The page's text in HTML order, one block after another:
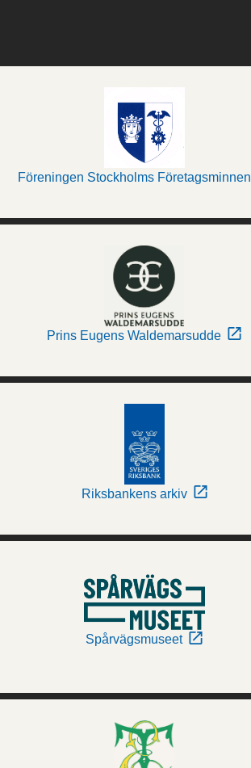
Föreningen Stockholms Företagsminnen
Prins Eugens Waldemarsudde
Riksbankens arkiv
Spårvägsmuseet